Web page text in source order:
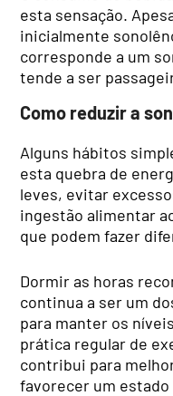
esta sensação.
inicialmente
corresponde a um
tende a ser
Como reduzir a
Alguns hábitos
esta quebra de
leves, evitar
ingestão alimentar
que podem fazer
Dormir as horas
continua a ser um
para manter os
prática regular de
contribui para
favorecer um